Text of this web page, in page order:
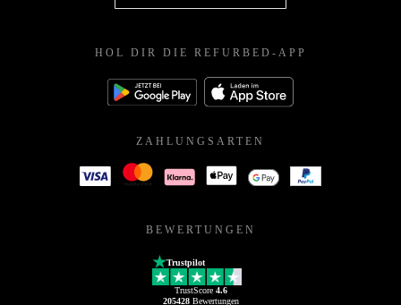
HOL DIR DIE REFURBED-APP
ZAHLUNGSARTEN
BEWERTUNGEN
Trustpilot
TrustScore 4.6
205428Bewertungen